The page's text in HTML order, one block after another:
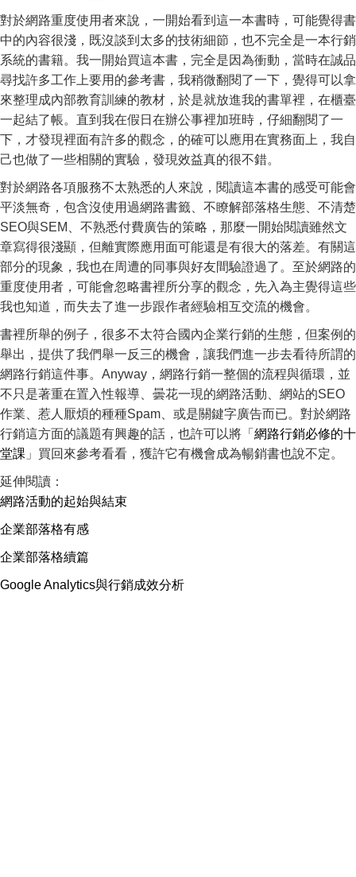
對於網路重度使用者來說，一開始看到這一本書時，可能覺得書
中的內容很淺，既沒談到太多的技術細節，也不完全是一本行銷
系統的書籍。我一開始買這本書，完全是因為衝動，當時在誠品
尋找許多工作上要用的參考書，我稍微翻閱了一下，覺得可以拿
來整理成內部教育訓練的教材，於是就放進我的書單裡，在櫃臺
一起結了帳。直到我在假日在辦公事裡加班時，仔細翻閱了一
下，才發現裡面有許多的觀念，的確可以應用在實務面上，我自
己也做了一些相關的實驗，發現效益真的很不錯。
對於網路各項服務不太熟悉的人來說，閱讀這本書的感受可能會
平淡無奇，包含沒使用過網路書籤、不瞭解部落格生態、不清楚
SEO與SEM、不熟悉付費廣告的策略，那麼一開始閱讀雖然文
章寫得很淺顯，但離實際應用面可能還是有很大的落差。有關這
部分的現象，我也在周遭的同事與好友間驗證過了。至於網路的
重度使用者，可能會忽略書裡所分享的觀念，先入為主覺得這些
我也知道，而失去了進一步跟作者經驗相互交流的機會。
書裡所舉的例子，很多不太符合國內企業行銷的生態，但案例的
舉出，提供了我們舉一反三的機會，讓我們進一步去看待所謂的
網路行銷這件事。Anyway，網路行銷一整個的流程與循環，並
不只是著重在置入性報導、曇花一現的網路活動、網站的SEO
作業、惹人厭煩的種種Spam、或是關鍵字廣告而已。對於網路
行銷這方面的議題有興趣的話，也許可以將「 網路行銷必修的十
堂課 」買回來參考看看，獲許它有機會成為暢銷書也說不定。
延伸閱讀：
網路活動的起始與結束
企業部落格有感
企業部落格續篇
Google Analytics與行銷成效分析